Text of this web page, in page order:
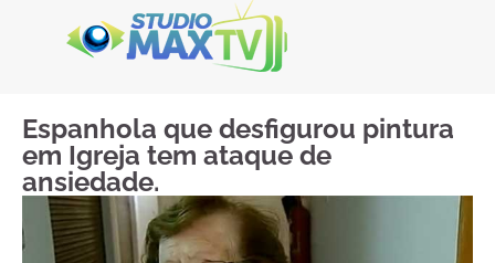
Espanhola que desfigurou pintura
em Igreja tem ataque de
ansiedade.